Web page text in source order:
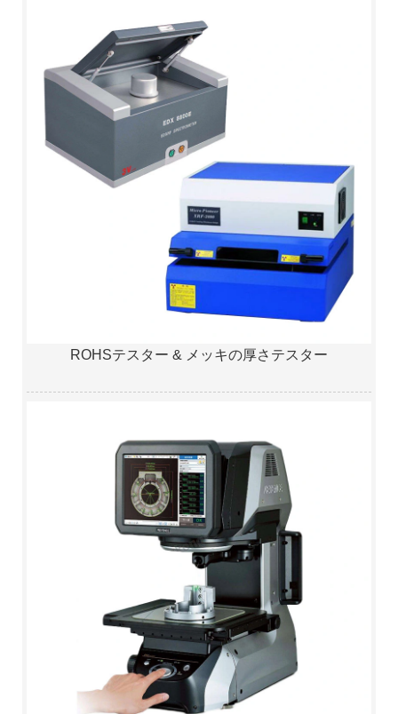
ROHSテスター & メッキの厚さテスター